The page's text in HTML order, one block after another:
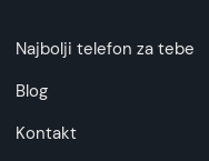
Najbolji telefon za tebe
Blog
Kontakt